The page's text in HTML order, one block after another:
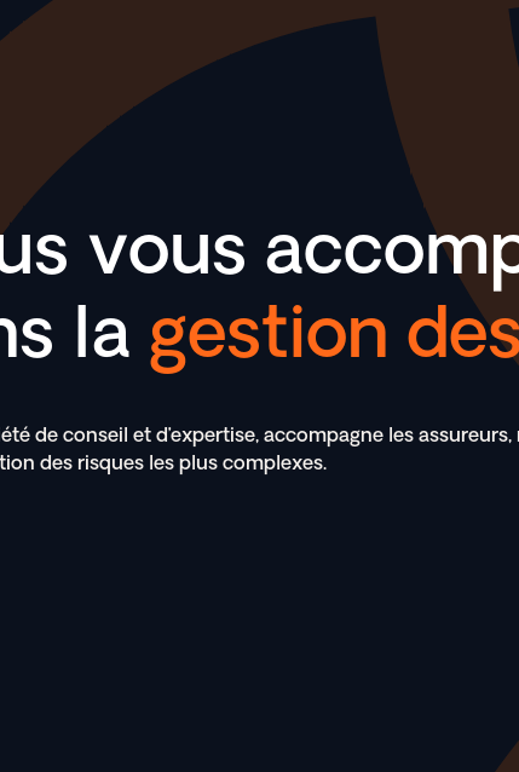
vous
la gestion
de conseil et d’expertise, accompagne les
des risques les plus complexes.